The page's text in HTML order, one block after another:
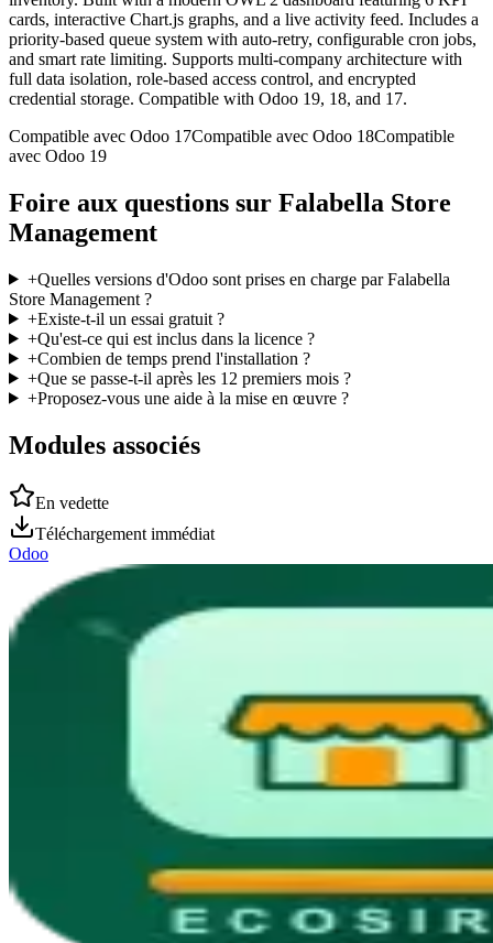
cards, interactive Chart.js graphs, and a live activity feed. Includes a
priority-based queue system with auto-retry, configurable cron jobs,
and smart rate limiting. Supports multi-company architecture with
full data isolation, role-based access control, and encrypted
credential storage. Compatible with Odoo 19, 18, and 17.
Compatible avec Odoo 17Compatible avec Odoo 18Compatible
avec Odoo 19
Foire aux questions sur Falabella Store
Management
+Quelles versions d'Odoo sont prises en charge par Falabella
Store Management ?
+Existe-t-il un essai gratuit ?
+Qu'est-ce qui est inclus dans la licence ?
+Combien de temps prend l'installation ?
+Que se passe-t-il après les 12 premiers mois ?
+Proposez-vous une aide à la mise en œuvre ?
Modules associés
En vedette
Téléchargement immédiat
Odoo